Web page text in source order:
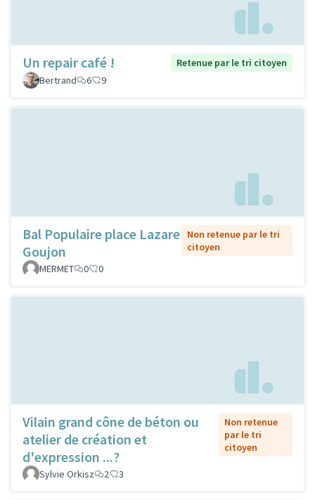
Un repair café !
Retenue par le tri citoyen
Bertrand
6 9
Bal Populaire place Lazare
Goujon
Non retenue par le tri
citoyen
MERMET
0 0
Vilain grand cône de béton ou
atelier de création et
d'expression ...?
Non retenue
par le tri
citoyen
Sylvie Orkisz 2 3